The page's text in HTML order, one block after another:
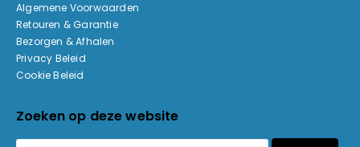
Algemene Voorwaarden
Retouren & Garantie
Bezorgen & Afhalen
Privacy Beleid
Cookie Beleid
Zoeken op deze website